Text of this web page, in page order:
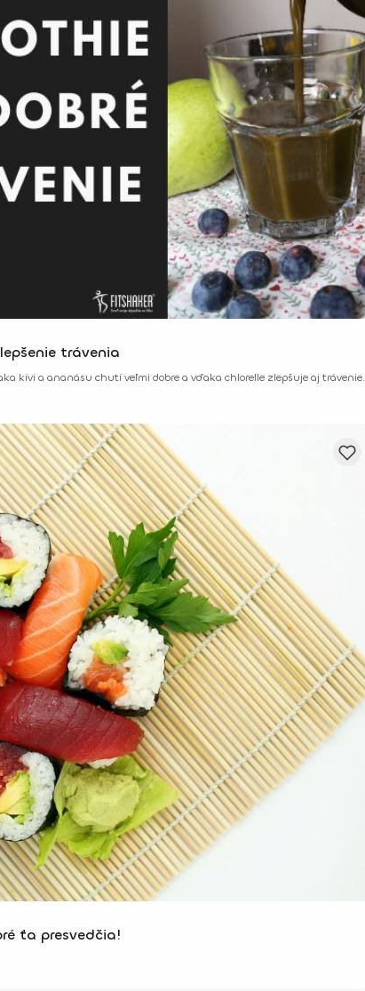
trávenia
kivi a ananásu chutí veľmi dobre a vďaka chlorelle zlepšuje aj trávenie.
ťa presvedčia!